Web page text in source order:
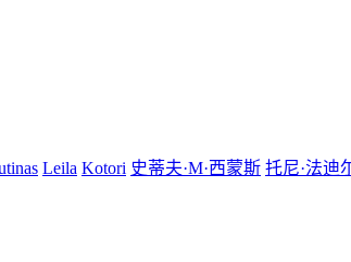
Leila Kotori 史蒂夫·M·西蒙斯 托尼·法迪